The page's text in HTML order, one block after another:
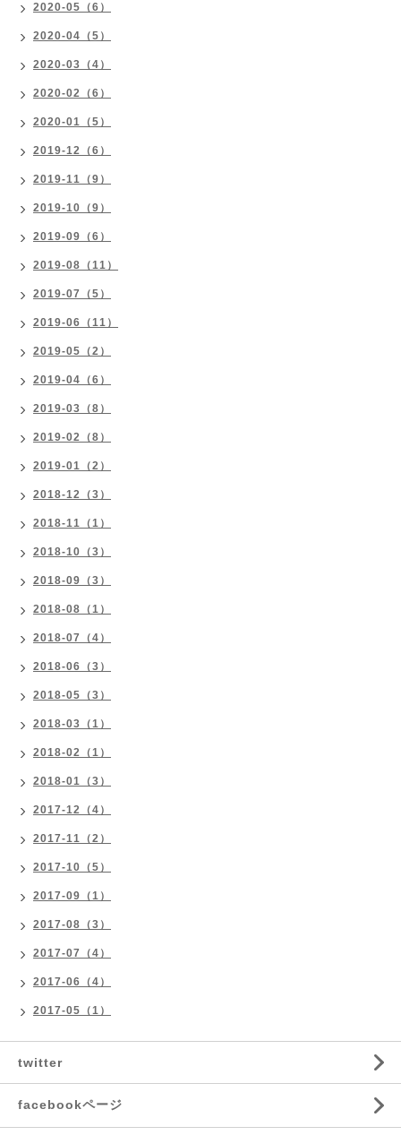
2020-05（6）
2020-04（5）
2020-03（4）
2020-02（6）
2020-01（5）
2019-12（6）
2019-11（9）
2019-10（9）
2019-09（6）
2019-08（11）
2019-07（5）
2019-06（11）
2019-05（2）
2019-04（6）
2019-03（8）
2019-02（8）
2019-01（2）
2018-12（3）
2018-11（1）
2018-10（3）
2018-09（3）
2018-08（1）
2018-07（4）
2018-06（3）
2018-05（3）
2018-03（1）
2018-02（1）
2018-01（3）
2017-12（4）
2017-11（2）
2017-10（5）
2017-09（1）
2017-08（3）
2017-07（4）
2017-06（4）
2017-05（1）
twitter
facebookページ